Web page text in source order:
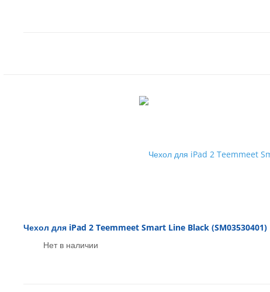
Чехол для iPad 2 Teemmeet Smart Line Black (SM03530401)
Нет в наличии